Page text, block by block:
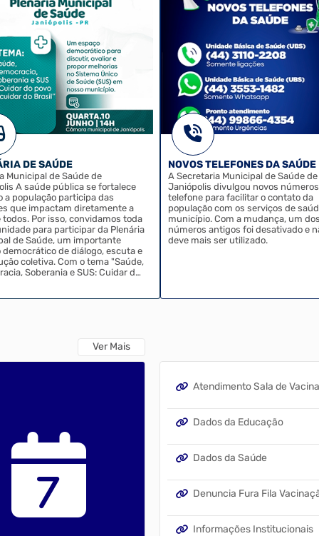
DE SAÚDE
Municipal de Saúde de
fortalece
a população participa das
que impactam diretamente a
todos. Por isso, convidamos toda
para participar da Plenária
de Saúde, um importante
democrático de diálogo, escuta e
Com o tema "Saúde,
Soberania e SUS: Cuidar do
para que possamos
14h Local: Câmara
de Janiópol
NOVOS TELEFONES DA SAÚDE
A Secretaria Municipal de Saúde de
Janiópolis divulgou novos
telefone para facilitar o contato da
população com os serviços de
município. Com a mudança, um dos
números antigos foi desativado e
deve mais ser utilizado.
Ver Mais
7
Atendimento Sala de Vacina
Dados da Educação
Dados da Saúde
Informações Institucionais